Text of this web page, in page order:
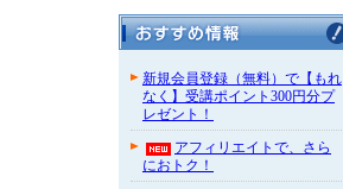
新規会員登録（無料）で【もれ
なく】受講ポイント300円分プ
レゼント！
アフィリエイトで、さら
におトク！